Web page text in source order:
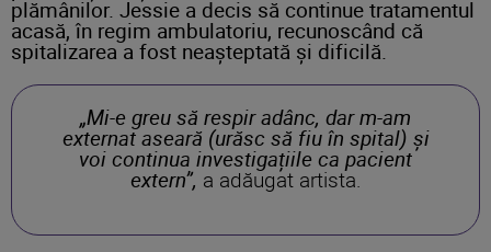
plămânilor. Jessie a decis să continue tratamentul
acasă, în regim ambulatoriu, recunoscând că
spitalizarea a fost neașteptată și dificilă.
„Mi-e greu să respir adânc, dar m-am
externat aseară (urăsc să fiu în spital) și
voi continua investigațiile ca pacient
extern”, a adăugat artista.